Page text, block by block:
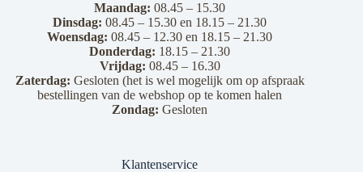
Maandag:08.45 – 15.30
Dinsdag: 08.45 – 15.30 en 18.15 – 21.30
Woensdag: 08.45 – 12.30 en 18.15 – 21.30
Donderdag: 18.15 – 21.30
Vrijdag: 08.45 – 16.30
Zaterdag: Gesloten (het is wel mogelijk om op afspraak
bestellingen van de webshop op te komen halen
Zondag: Gesloten
Klantenservice